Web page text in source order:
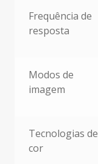
Frequência de
resposta
Modos de
imagem
Tecnologias de
cor